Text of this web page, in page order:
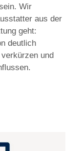
Wir
aus der
geht:
deutlich
und